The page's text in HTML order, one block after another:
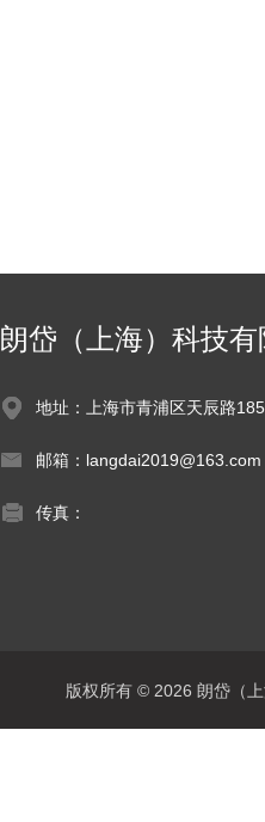
朗岱（上海）科技有
地址：上海市青浦区天辰路
邮箱：langdai2019@163.com
传真：
版权所有 © 2026 朗岱（